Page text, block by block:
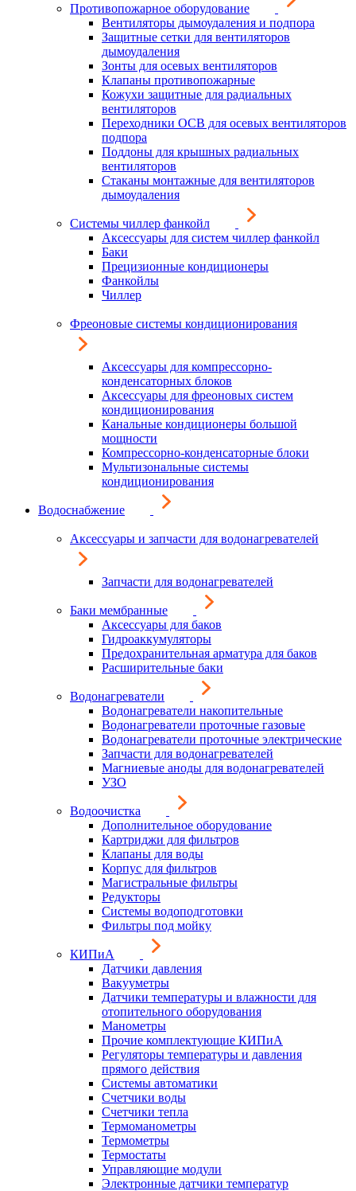
Противопожарное оборудование
Вентиляторы дымоудаления и подпора
Защитные сетки для вентиляторов
дымоудаления
Зонты для осевых вентиляторов
Клапаны противопожарные
Кожухи защитные для радиальных
вентиляторов
Переходники ОСВ для осевых вентиляторов
подпора
Поддоны для крышных радиальных
вентиляторов
Стаканы монтажные для вентиляторов
дымоудаления
Системы чиллер фанкойл
Аксессуары для систем чиллер фанкойл
Баки
Прецизионные кондиционеры
Фанкойлы
Чиллер
Фреоновые системы кондиционирования
Аксессуары для компрессорно-
конденсаторных блоков
Аксессуары для фреоновых систем
кондиционирования
Канальные кондиционеры большой
мощности
Компрессорно-конденсаторные блоки
Мультизональные системы
кондиционирования
Водоснабжение
Аксессуары и запчасти для водонагревателей
Запчасти для водонагревателей
Баки мембранные
Аксессуары для баков
Гидроаккумуляторы
Предохранительная арматура для баков
Расширительные баки
Водонагреватели
Водонагреватели накопительные
Водонагреватели проточные газовые
Водонагреватели проточные электрические
Запчасти для водонагревателей
Магниевые аноды для водонагревателей
УЗО
Водоочистка
Дополнительное оборудование
Картриджи для фильтров
Клапаны для воды
Корпус для фильтров
Магистральные фильтры
Редукторы
Системы водоподготовки
Фильтры под мойку
КИПиА
Датчики давления
Вакууметры
Датчики температуры и влажности для
отопительного оборудования
Манометры
Прочие комплектующие КИПиА
Регуляторы температуры и давления
прямого действия
Системы автоматики
Счетчики воды
Счетчики тепла
Термоманометры
Термометры
Термостаты
Управляющие модули
Электронные датчики температур